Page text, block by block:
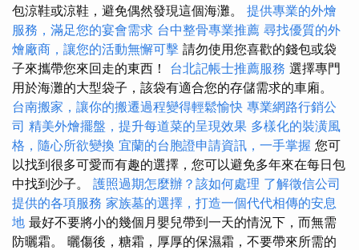
包涼鞋或涼鞋，避免偶然發現這個海灘。 提供專業的外燴
服務，滿足您的宴會需求 台中整骨專業推薦 尋找優質的外
燴廠商，讓您的活動無懈可擊 請勿使用您喜歡的錢包或袋
子來攜帶您來回走的東西！ 台北記帳士推薦服務 選擇專門
用於海灘的大型袋子，該袋有適合您的存儲需求的車廂。
台南搬家，讓你的搬遷過程變得輕鬆愉快 專業網路行銷公
司 精美外燴擺盤，提升每道菜的呈現效果 多樣化的裝潢風
格，隨心所欲變換 宜蘭的台胞證申請資訊，一手掌握 您可
以找到很多可愛而有趣的選擇，您可以避免多年來在每日包
中找到沙子。 護照過期怎麼辦？該如何處理 了解徵信公司
提供的各項服務 家族墓的選擇，打造一個代代相傳的安息
地 最好不要將小的幾個月嬰兒帶到一天的情況下，而無需
防曬霜。 曬傷後，糖霜，厚厚的保濕霜，不要帶來所需的